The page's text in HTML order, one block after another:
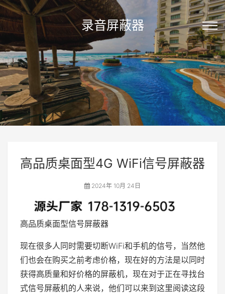
录音屏蔽器
高品质桌面型4G WiFi信号屏蔽器
2024年 10月 24日
高品质桌面型信号屏蔽器
现在很多人同时需要切断WiFi和手机的信号，当然他
们也会在购买之前考虑价格，现在好的方法是以同时
获得高质量和好价格的屏蔽机，现在对于正在寻找台
式信号屏蔽机的人来说，他们可以来到这里阅读这段